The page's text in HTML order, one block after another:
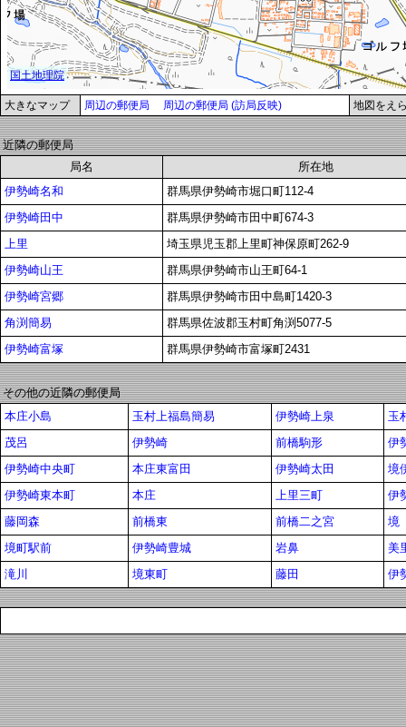
大きなマップ 周辺の郵便局 周辺の郵便局 (訪局反映) 地図をえ
近隣の郵便局
局名
所在地
伊勢崎名和
群馬県伊勢崎市堀口町112-4
伊勢崎田中
群馬県伊勢崎市田中町674-3
上里
埼玉県児玉郡上里町神保原町262-9
伊勢崎山王
群馬県伊勢崎市山王町64-1
伊勢崎宮郷
群馬県伊勢崎市田中島町1420-3
角渕簡易
群馬県佐波郡玉村町角渕5077-5
伊勢崎富塚
群馬県伊勢崎市富塚町2431
その他の近隣の郵便局
本庄小島
玉村上福島簡易 伊勢崎上泉
玉
茂呂
伊勢崎 前橋駒形
伊
伊勢崎中央町
本庄東富田 伊勢崎太田
境
伊勢崎東本町
本庄 上里三町
伊
藤岡森
前橋東 前橋二之宮
境
境町駅前
伊勢崎豊城 岩鼻
美
滝川
境東町 藤田 伊